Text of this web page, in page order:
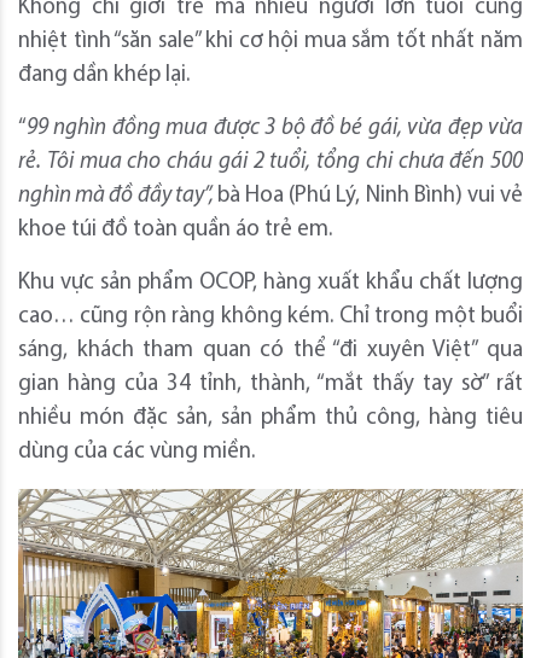
Không chỉ giới trẻ mà nhiều người lớn tuổi cũng
nhiệt tình “săn sale” khi cơ hội mua sắm tốt nhất năm
đang dần khép lại.
“99 nghìn đồng mua được 3 bộ đồ bé gái, vừa đẹp vừa
rẻ. Tôi mua cho cháu gái 2 tuổi, tổng chi chưa đến 500
nghìn mà đồ đầy tay”, bà Hoa (Phú Lý, Ninh Bình) vui vẻ
khoe túi đồ toàn quần áo trẻ em.
Khu vực sản phẩm OCOP, hàng xuất khẩu chất lượng
cao… cũng rộn ràng không kém. Chỉ trong một buổi
sáng, khách tham quan có thể “đi xuyên Việt” qua
gian hàng của 34 tỉnh, thành, “mắt thấy tay sờ” rất
nhiều món đặc sản, sản phẩm thủ công, hàng tiêu
dùng của các vùng miền.